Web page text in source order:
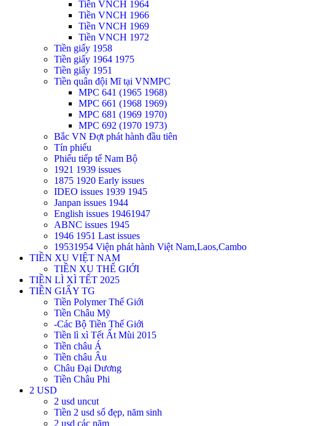
Tiền VNCH 1964
Tiền VNCH 1966
Tiền VNCH 1969
Tiền VNCH 1972
Tiền giấy 1958
Tiền giấy 1964 1975
Tiền giấy 1951
Tiền quân đội Mĩ tại VNMPC
MPC 641 (1965 1968)
MPC 661 (1968 1969)
MPC 681 (1969 1970)
MPC 692 (1970 1973)
Bắc VN Đợt phát hành đầu tiên
Tín phiếu
Phiếu tiếp tế Nam Bộ
1921 1939 issues
1875 1920 Early issues
IDEO issues 1939 1945
Janpan issues 1944
English issues 19461947
ABNC issues 1945
1946 1951 Last issues
19531954 Viện phát hành Việt Nam,Laos,Cambo
TIỀN XU VIỆT NAM
TIỀN XU THẾ GIỚI
TIỀN LÌ XÌ TẾT 2025
TIỀN GIẤY TG
Tiền Polymer Thế Giới
Tiền Châu Mỹ
-Các Bộ Tiền Thế Giới
Tiền lì xì Tết Ất Mùi 2015
Tiền châu Á
Tiền châu Âu
Châu Đại Dương
Tiền Châu Phi
2 USD
2 usd uncut
Tiền 2 usd số đẹp, năm sinh
2 usd các năm